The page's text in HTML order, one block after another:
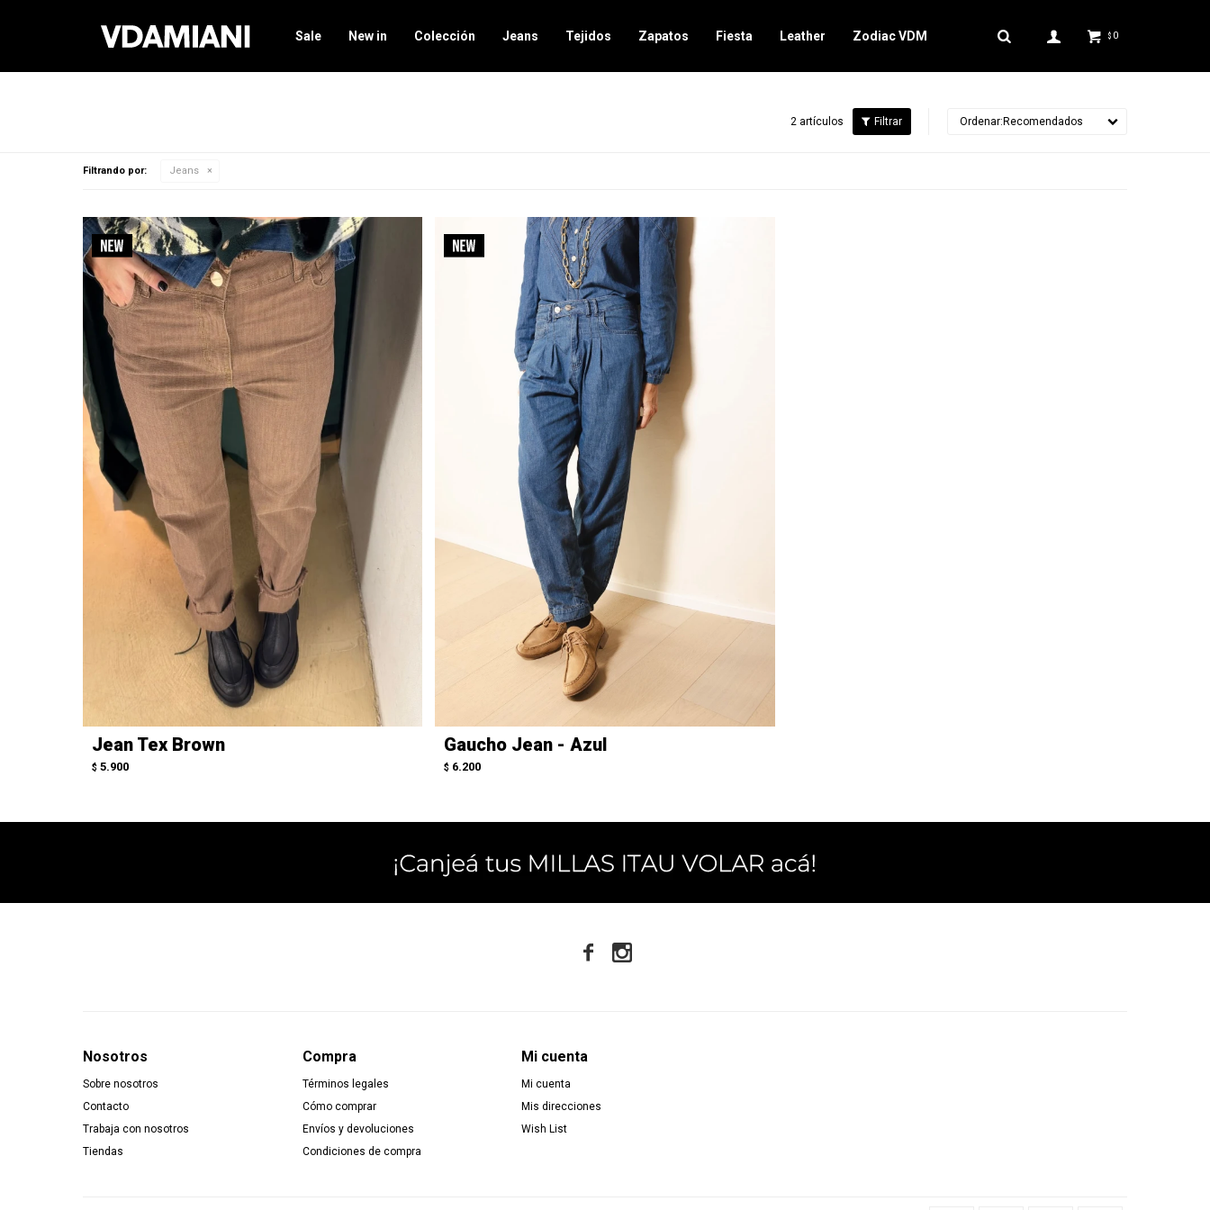
Sale New in Colección Jeans Tejidos Zapatos Fiesta Leather Zodiac VDM $ 0
2 artículos Recomendados
Filtrando por: Jeans
Jean Tex Brown
$ 5.900
Gaucho Jean - Azul
$ 6.200
Nosotros
Sobre nosotros
Contacto
Trabaja con nosotros
Tiendas
Compra
Términos legales
Cómo comprar
Envíos y devoluciones
Condiciones de compra
Mi cuenta
Mi cuenta
Mis direcciones
Wish List
 